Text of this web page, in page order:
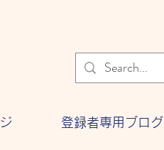
登録者専用ブログ